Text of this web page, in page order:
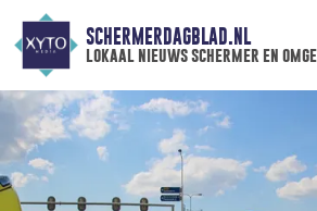
SCHERMERDAGBLAD.NL
lokaal nieuws schermer en